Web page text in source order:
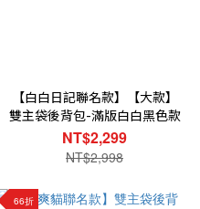
【白白日記聯名款】【大款】
雙主袋後背包-滿版白白黑色款
NT$2,299
NT$2,998
66折